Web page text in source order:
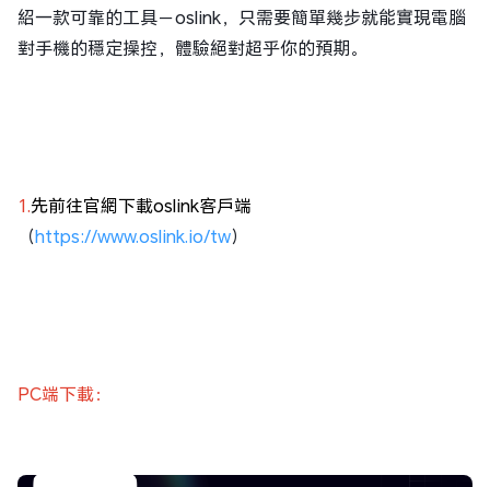
紹一款可靠的工具－oslink，只需要簡單幾步就能實現電腦
對手機的穩定操控，體驗絕對超乎你的預期。
1.先前往官網下載oslink客戶端
（https://www.oslink.io/tw）
PC端下載：